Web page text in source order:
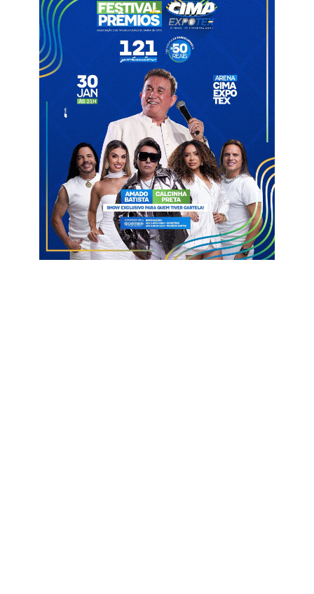
A festa, que é tradicional no município, vai contar com várias
atrações, como Forró do Nosso Jeito, Brasas do Forró, e Ruan
Estilizado.
Brasas do Forró Festa em Lagoa
São João